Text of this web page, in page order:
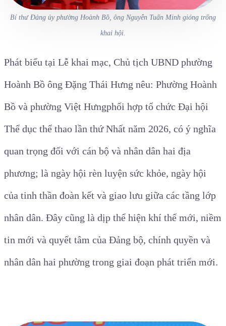
Bí thư Đảng ủy phường Hoành Bồ, ông Nguyễn Tuấn Minh gióng trống
khai hội.
Phát biểu tại Lễ khai mạc, Chủ tịch UBND phường
Hoành Bồ ông Đặng Thái Hưng nêu: Phường Hoành
Bồ và phường Việt Hưngphối hợp tổ chức Đại hội
Thể dục thể thao lần thứNhất năm 2026, có ý nghĩa
quan trọng đối với cán bộ và nhân dân hai địa
phương; là ngày hội rèn luyện sức khỏe, ngày hội
của tinh thần đoàn kết và giao lưu giữa các tầng lớp
nhân dân. Đây cũng là dịp thể hiện khí thế mới, niềm
tin mới và quyết tâm của Đảng bộ, chính quyền và
nhân dân hai phường trong giai đoạn phát triển mới.